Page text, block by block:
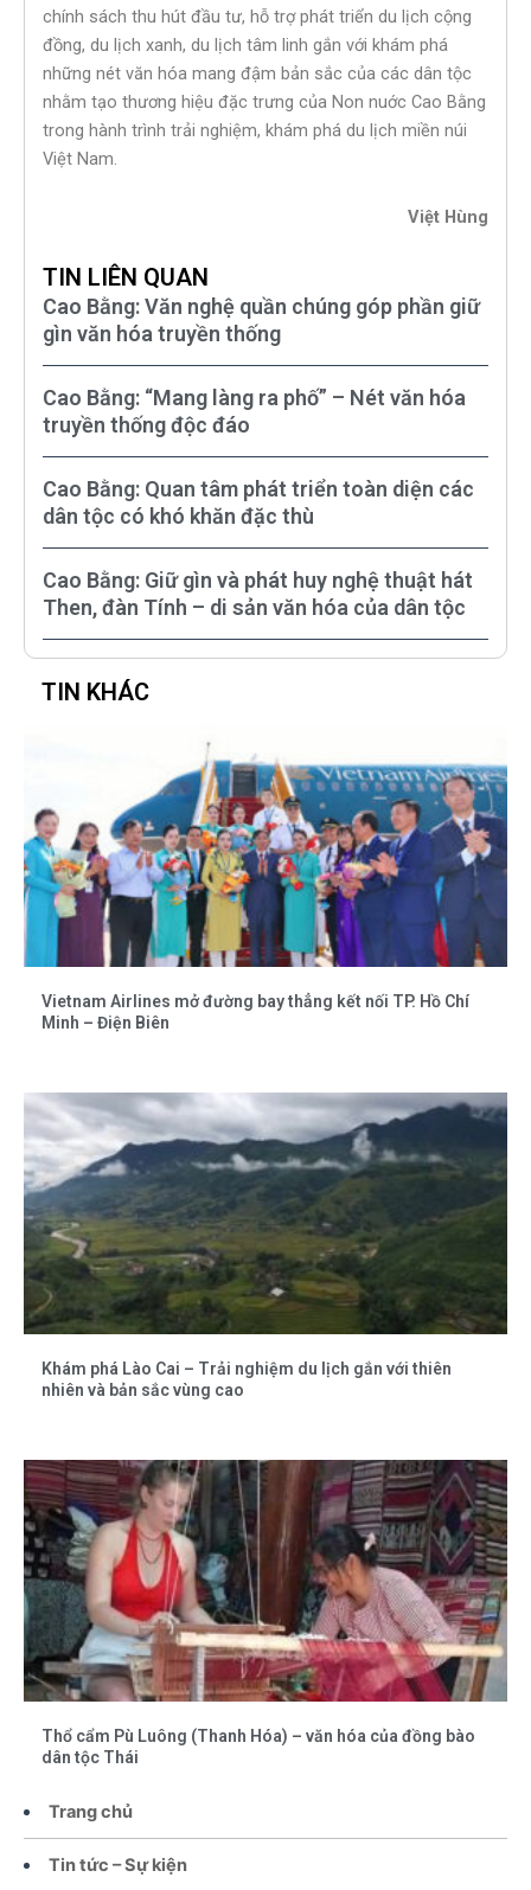
Trang chủ
Tin tức – Sự kiện
chính sách thu hút đầu tư, hỗ trợ phát triển du lịch cộng
đồng, du lịch xanh, du lịch tâm linh gắn với khám phá
những nét văn hóa mang đậm bản sắc của các dân tộc
nhằm tạo thương hiệu đặc trưng của Non nuớc Cao Bằng
trong hành trình trải nghiệm, khám phá du lịch miền núi
Việt Nam.
Việt Hùng
TIN LIÊN QUAN
Cao Bằng: Văn nghệ quần chúng góp phần giữ
gìn văn hóa truyền thống
Cao Bằng: “Mang làng ra phố” – Nét văn hóa
truyền thống độc đáo
Cao Bằng: Quan tâm phát triển toàn diện các
dân tộc có khó khăn đặc thù
Cao Bằng: Giữ gìn và phát huy nghệ thuật hát
Then, đàn Tính – di sản văn hóa của dân tộc
TIN KHÁC
Vietnam Airlines mở đường bay thẳng kết nối TP. Hồ Chí
Minh – Điện Biên
Khám phá Lào Cai – Trải nghiệm du lịch gắn với thiên
nhiên và bản sắc vùng cao
Thổ cẩm Pù Luông (Thanh Hóa) – văn hóa của đồng bào
dân tộc Thái